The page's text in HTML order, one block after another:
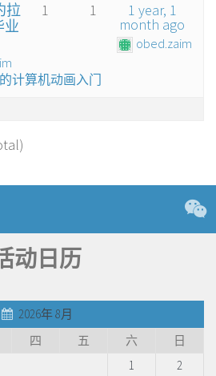
拉
业
的计算机动画入门
1 1 1 year, 1
month ago
obed.zaim
动日历
2026年 8月
四 五 六
日
1
2